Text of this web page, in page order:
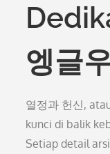
엥글
열정과 헌신,
kunci di balik
Setiap detail